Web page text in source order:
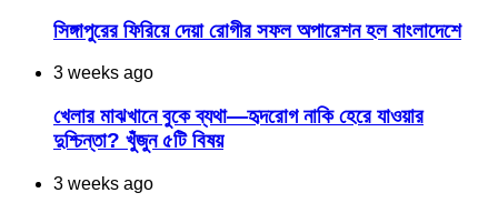
সিঙ্গাপুরের ফিরিয়ে দেয়া রোগীর সফল অপারেশন হল বাংলাদেশে
3 weeks ago
খেলার মাঝখানে বুকে ব্যথা—হৃদরোগ নাকি হেরে যাওয়ার
দুশ্চিন্তা? খুঁজুন ৫টি বিষয়
3 weeks ago